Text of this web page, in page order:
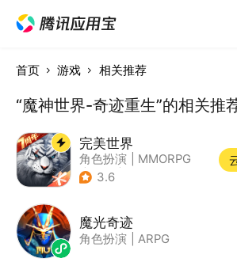
首页 游戏 相关推荐
“魔神世界-奇迹重生”的相关推
完美世界
角色扮演
MMORPG
| 奇幻
3.6
魔光奇迹
角色扮演 ARPG